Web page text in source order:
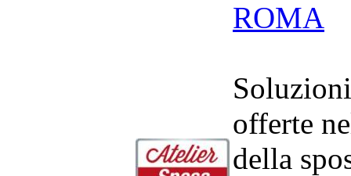
ROMA
offerte
della